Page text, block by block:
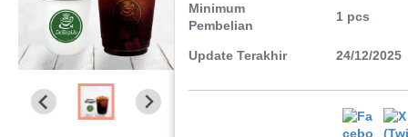
Minimum
Pembelian
1 pcs
Update Terakhir 24/12/2025